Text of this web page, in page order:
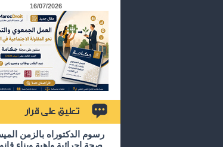
16/07/2026
رسوم الدكتوراه بالزمن
صحة إجرائية واهية وبناء